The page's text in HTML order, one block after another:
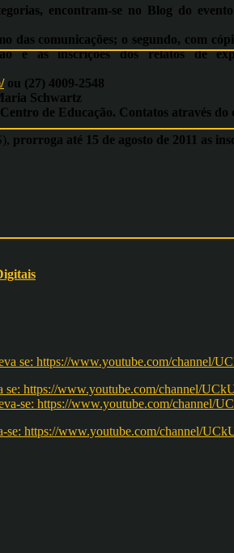
encontram-se no Blog do
das comunicações; o segundo, com
as inscrições dos relatos de
ou (27) 4009-2548
Schwartz
de Educação. Contatos através do
prorroga até 15 de agosto de 2011 as
se: https://www.youtube.com/channel/
se: https://www.youtube.com/channel/